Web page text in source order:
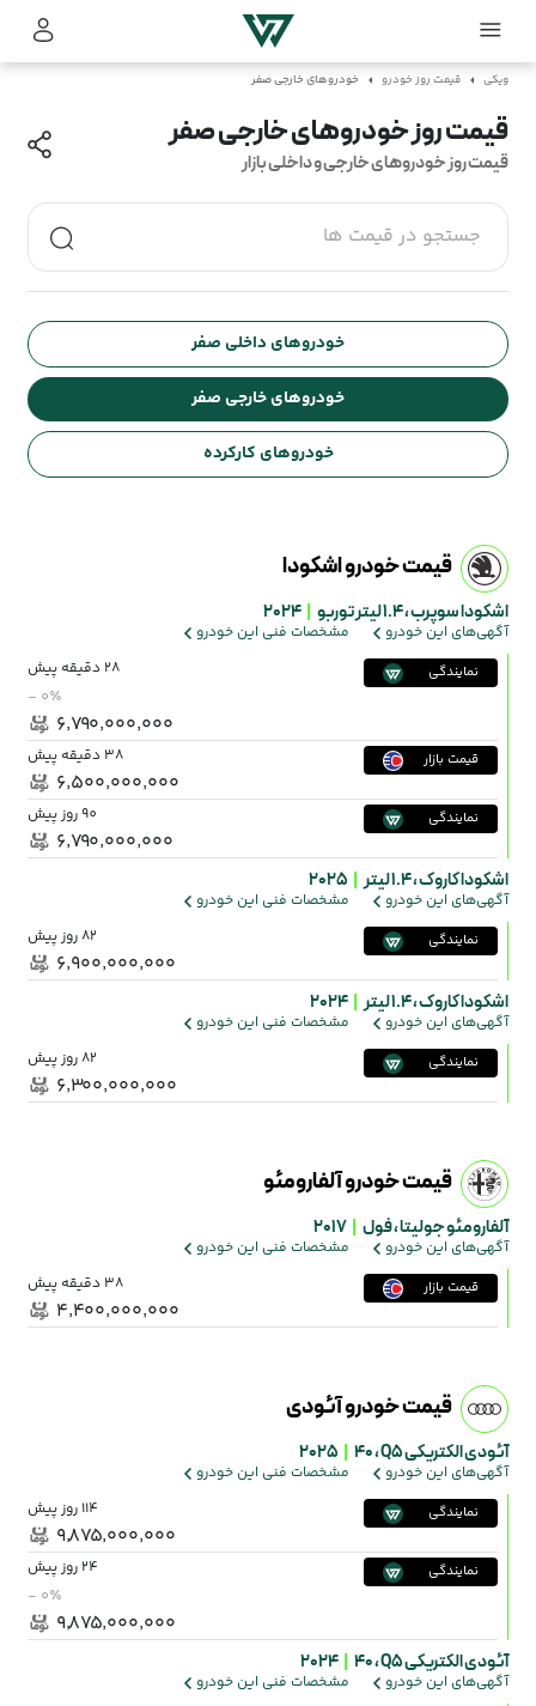
ویکی قیمت روز خودرو خودروهای خارجی صفر
قیمت روز خودروهای خارجی صفر
قیمت روز خودروهای خارجی و داخلی بازار
جستجو در قیمت ها
خودروهای داخلی صفر
خودروهای خارجی صفر
خودروهای کارکرده
قیمت خودرو اشکودا
اشکودا سوپرب ،۱.۴ لیتر توربو 2024
آگهی‌های این خودرو مشخصات فنی این خودرو
نمایندگی 28 دقیقه پیش
- ۰٪
۶٬۷۹۰٬۰۰۰٬۰۰۰
قیمت بازار 38 دقیقه پیش
۶٬۵۰۰٬۰۰۰٬۰۰۰
نمایندگی 90 روز پیش
۶٬۷۹۰٬۰۰۰٬۰۰۰
اشکودا کاروک ،1.4 لیتر 2025
آگهی‌های این خودرو مشخصات فنی این خودرو
نمایندگی 82 روز پیش
۶٬۹۰۰٬۰۰۰٬۰۰۰
اشکودا کاروک ،1.4 لیتر 2024
آگهی‌های این خودرو مشخصات فنی این خودرو
نمایندگی 82 روز پیش
۶٬۳۰۰٬۰۰۰٬۰۰۰
قیمت خودرو آلفارومئو
آلفارومئو جولیتا ،فول 2017
آگهی‌های این خودرو مشخصات فنی این خودرو
قیمت بازار 38 دقیقه پیش
۴٬۴۰۰٬۰۰۰٬۰۰۰
قیمت خودرو آئودی
آئودی الکتریکی Q5 ، ۴۰ 2025
آگهی‌های این خودرو مشخصات فنی این خودرو
نمایندگی 114 روز پیش
۹٬۸۷۵٬۰۰۰٬۰۰۰
نمایندگی 24 روز پیش
- ۰٪
۹٬۸۷۵٬۰۰۰٬۰۰۰
آئودی الکتریکی Q5 ، ۴۰ 2024
آگهی‌های این خودرو مشخصات فنی این خودرو